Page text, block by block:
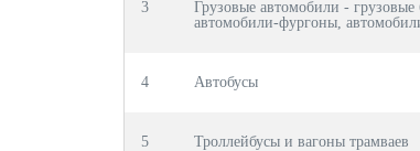
3
Грузовые автомобили -
автомобили-фургоны,
4 Автобусы
5 Троллейбусы и вагоны трамваев